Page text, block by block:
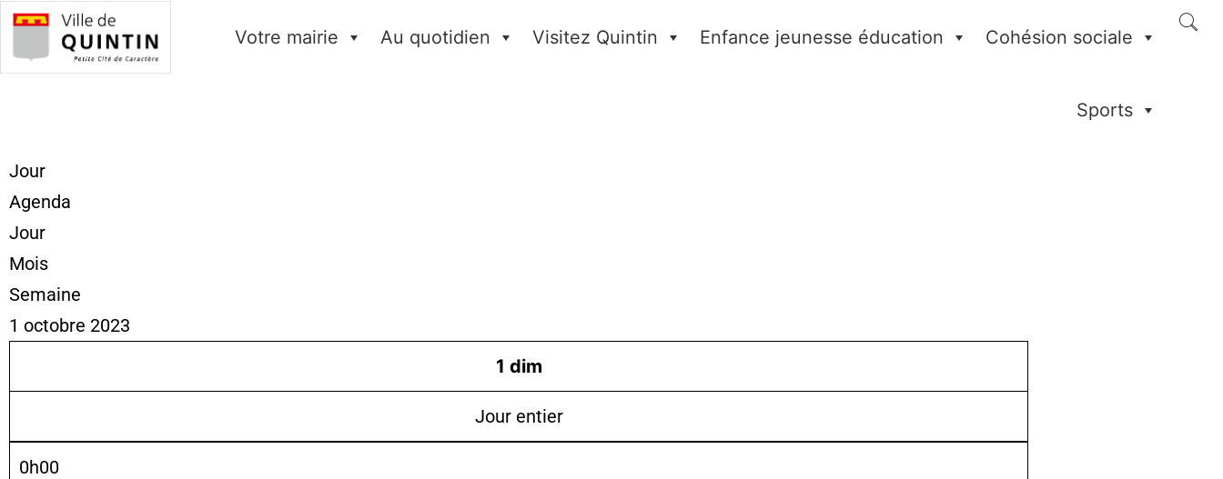
Votre mairie Au quotidien Visitez Quintin Enfance jeunesse éducation Cohésion sociale
Sports
Jour
Agenda
Jour
Mois
Semaine
1 octobre 2023
1 dim
Jour entier
0h00